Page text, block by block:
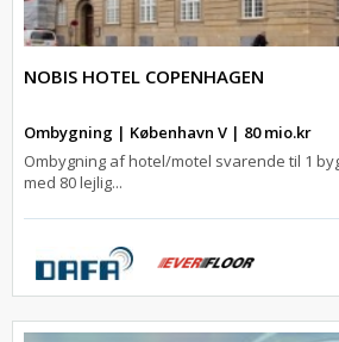
NOBIS HOTEL COPENHAGEN
Ombygning | København V | 80 mio.kr
Ombygning af hotel/motel svarende til 1
med 80 lejlig...